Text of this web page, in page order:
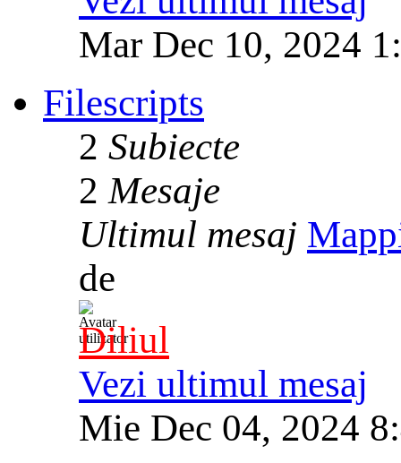
Mar Dec 10, 2024
Filescripts
2 Subiecte
2 Mesaje
Ultimul mesaj
de
Diliul
Vezi ultimul mesaj
Mie Dec 04, 2024